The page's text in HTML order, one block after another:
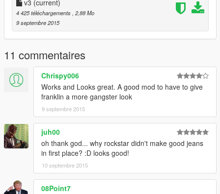
v3 (current)
4 425 téléchargements , 2,88 Mo
9 septembre 2015
11 commentaires
Chrispy006
Works and Looks great. A good mod to have to give
franklin a more gangster look
9 septembre 2015
juh00
oh thank god... why rockstar didn't make good jeans
in first place? :D looks good!
10 septembre 2015
08Point7